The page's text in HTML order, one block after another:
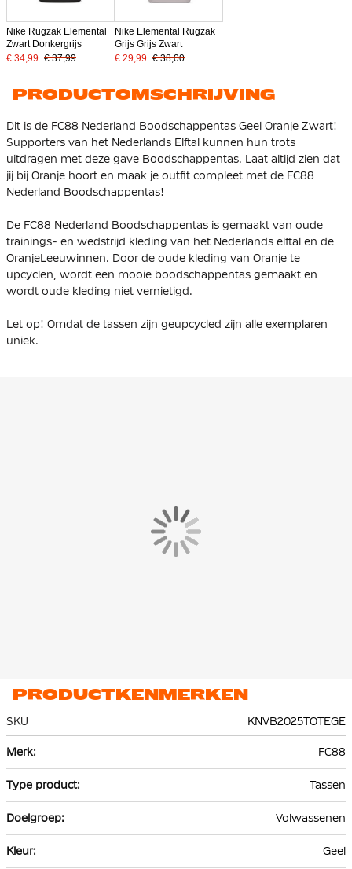
Nike Rugzak Elemental
Zwart Donkergrijs
€ 34,99 € 37,99
Nike Elemental Rugzak
Grijs Grijs Zwart
€ 29,99 € 38,00
PRODUCTOMSCHRIJVING
Dit is de FC88 Nederland Boodschappentas Geel Oranje Zwart!
Supporters van het Nederlands Elftal kunnen hun trots
uitdragen met deze gave Boodschappentas. Laat altijd zien dat
jij bij Oranje hoort en maak je outfit compleet met de FC88
Nederland Boodschappentas!
De FC88 Nederland Boodschappentas is gemaakt van oude
trainings- en wedstrijd kleding van het Nederlands elftal en de
OranjeLeeuwinnen. Door de oude kleding van Oranje te
upcyclen, wordt een mooie boodschappentas gemaakt en
wordt oude kleding niet vernietigd.
Let op! Omdat de tassen zijn geupcycled zijn alle exemplaren
uniek.
PRODUCTKENMERKEN
SKU
KNVB2025TOTEGE
informatie
FC88
Tassen
Volwassenen
Geel